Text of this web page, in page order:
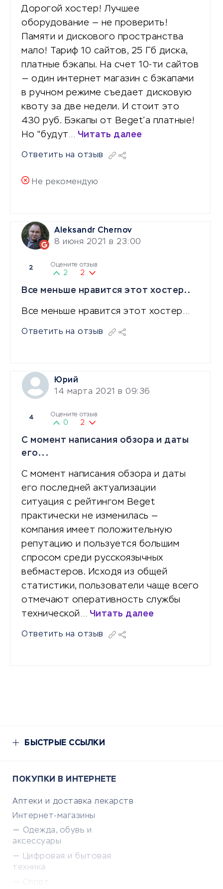
Дорогой хостер! Лучшее
оборудование — не проверить!
Памяти и дискового пространства
мало! Тариф 10 сайтов, 25 Гб диска,
платные бэкапы. На счет 10-ти сайтов
— один интернет магазин с бэкапами
в ручном режиме съедает дисковую
квоту за две недели. И стоит это
430 руб. Бэкапы от Beget’a платные!
Но "будут… Читать далее
Ответить на отзыв
Не рекомендую
Aleksandr Chernov
8 июня 2021 в 23:00
2 Оцените отзыв
2 2
Все меньше нравится этот хостер..
Все меньше нравится этот хостер…
Ответить на отзыв
Юрий
14 марта 2021 в 09:36
4 Оцените отзыв
0 2
С момент написания обзора и даты
его...
С момент написания обзора и даты
его последней актуализации
ситуация с рейтингом Beget
практически не изменилась —
компания имеет положительную
репутацию и пользуется большим
спросом среди русскоязычных
вебмастеров. Исходя из общей
статистики, пользователи чаще всего
отмечают оперативность службы
технической… Читать далее
Ответить на отзыв
БЫСТРЫЕ ССЫЛКИ
ПОКУПКИ В ИНТЕРНЕТЕ
Аптеки и доставка лекарств
Интернет-магазины
Одежда, обувь и
аксессуары
Цифровая и бытовая
техника